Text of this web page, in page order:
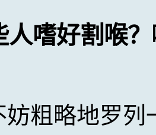
人嗜好割喉
妨粗略地罗